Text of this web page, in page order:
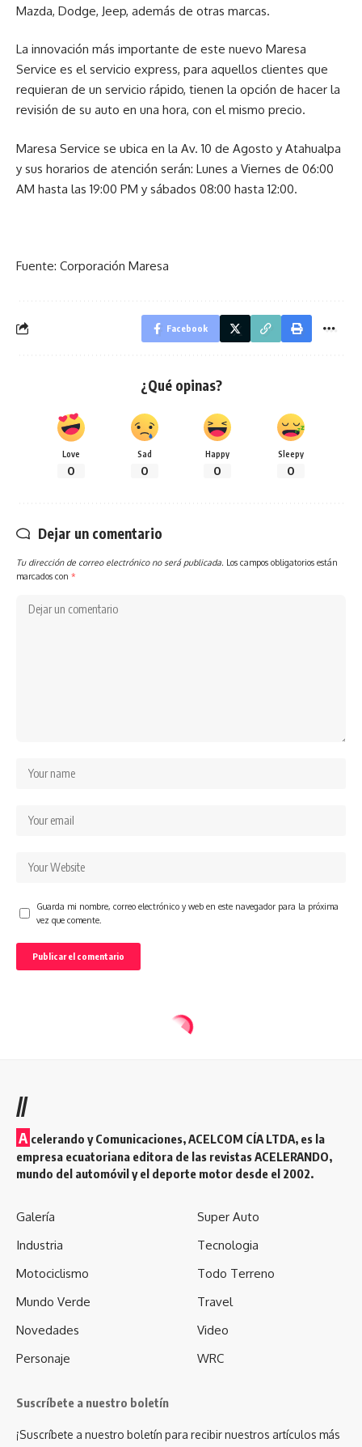
Mazda, Dodge, Jeep, además de otras marcas.
La innovación más importante de este nuevo Maresa
Service es el servicio express, para aquellos clientes que
requieran de un servicio rápido, tienen la opción de hacer la
revisión de su auto en una hora, con el mismo precio.
Maresa Service se ubica en la Av. 10 de Agosto y Atahualpa
y sus horarios de atención serán: Lunes a Viernes de 06:00
AM hasta las 19:00 PM y sábados 08:00 hasta 12:00.
Fuente: Corporación Maresa
Facebook
¿Qué opinas?
Love
0
Sad
0
Happy
0
Sleepy
0
Dejar un comentario
Tu dirección de correo electrónico no será publicada. Los campos obligatorios están
marcados con *
Guarda mi nombre, correo electrónico y web en este navegador para la próxima
vez que comente.
//
A celerando y Comunicaciones, ACELCOM CÍA LTDA, es la
empresa ecuatoriana editora de las revistas ACELERANDO,
mundo del automóvil y el deporte motor desde el 2002.
Galería
Industria
Motociclismo
Mundo Verde
Novedades
Personaje
Super Auto
Tecnologia
Todo Terreno
Travel
Video
WRC
Suscríbete a nuestro boletín
¡Suscríbete a nuestro boletín para recibir nuestros artículos más